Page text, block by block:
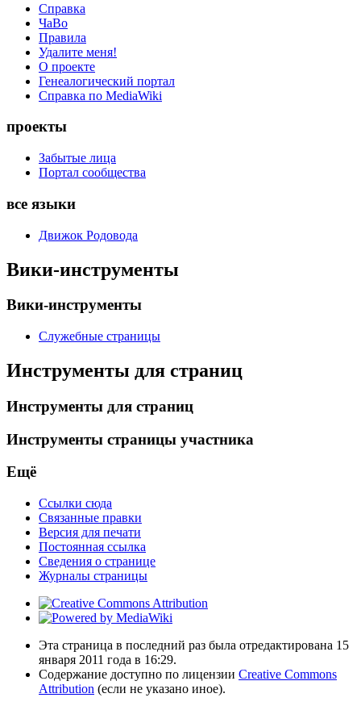
Справка
ЧаВо
Правила
Удалите меня!
О проекте
Генеалогический портал
Справка по MediaWiki
проекты
Забытые лица
Портал сообщества
все языки
Движок Родовода
Вики-инструменты
Вики-инструменты
Служебные страницы
Инструменты для страниц
Инструменты для страниц
Инструменты страницы участника
Ещё
Ссылки сюда
Связанные правки
Версия для печати
Постоянная ссылка
Сведения о странице
Журналы страницы
Эта страница в последний раз была отредактирована 15
января 2011 года в 16:29.
Содержание доступно по лицензии Creative Commons
Attribution (если не указано иное).